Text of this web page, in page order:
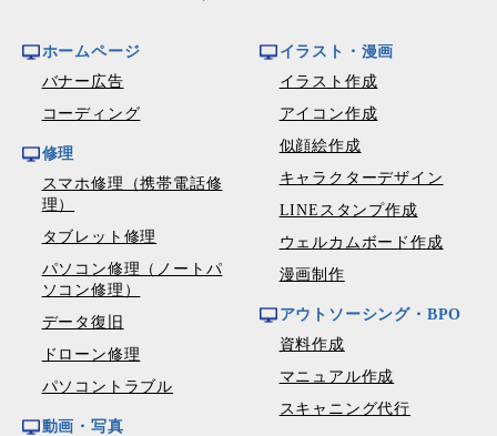
ホームページ
バナー広告
コーディング
修理
スマホ修理（携帯電話修
理）
タブレット修理
パソコン修理（ノートパ
ソコン修理）
データ復旧
ドローン修理
パソコントラブル
動画・写真
イラスト・漫画
イラスト作成
アイコン作成
似顔絵作成
キャラクターデザイン
LINEスタンプ作成
ウェルカムボード作成
漫画制作
アウトソーシング・BPO
資料作成
マニュアル作成
スキャニング代行